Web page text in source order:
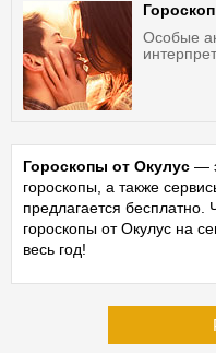
Особые
Гороскопы от Окулус —
гороскопы, а также
предлагается
гороскопы от Окулус на
весь год!